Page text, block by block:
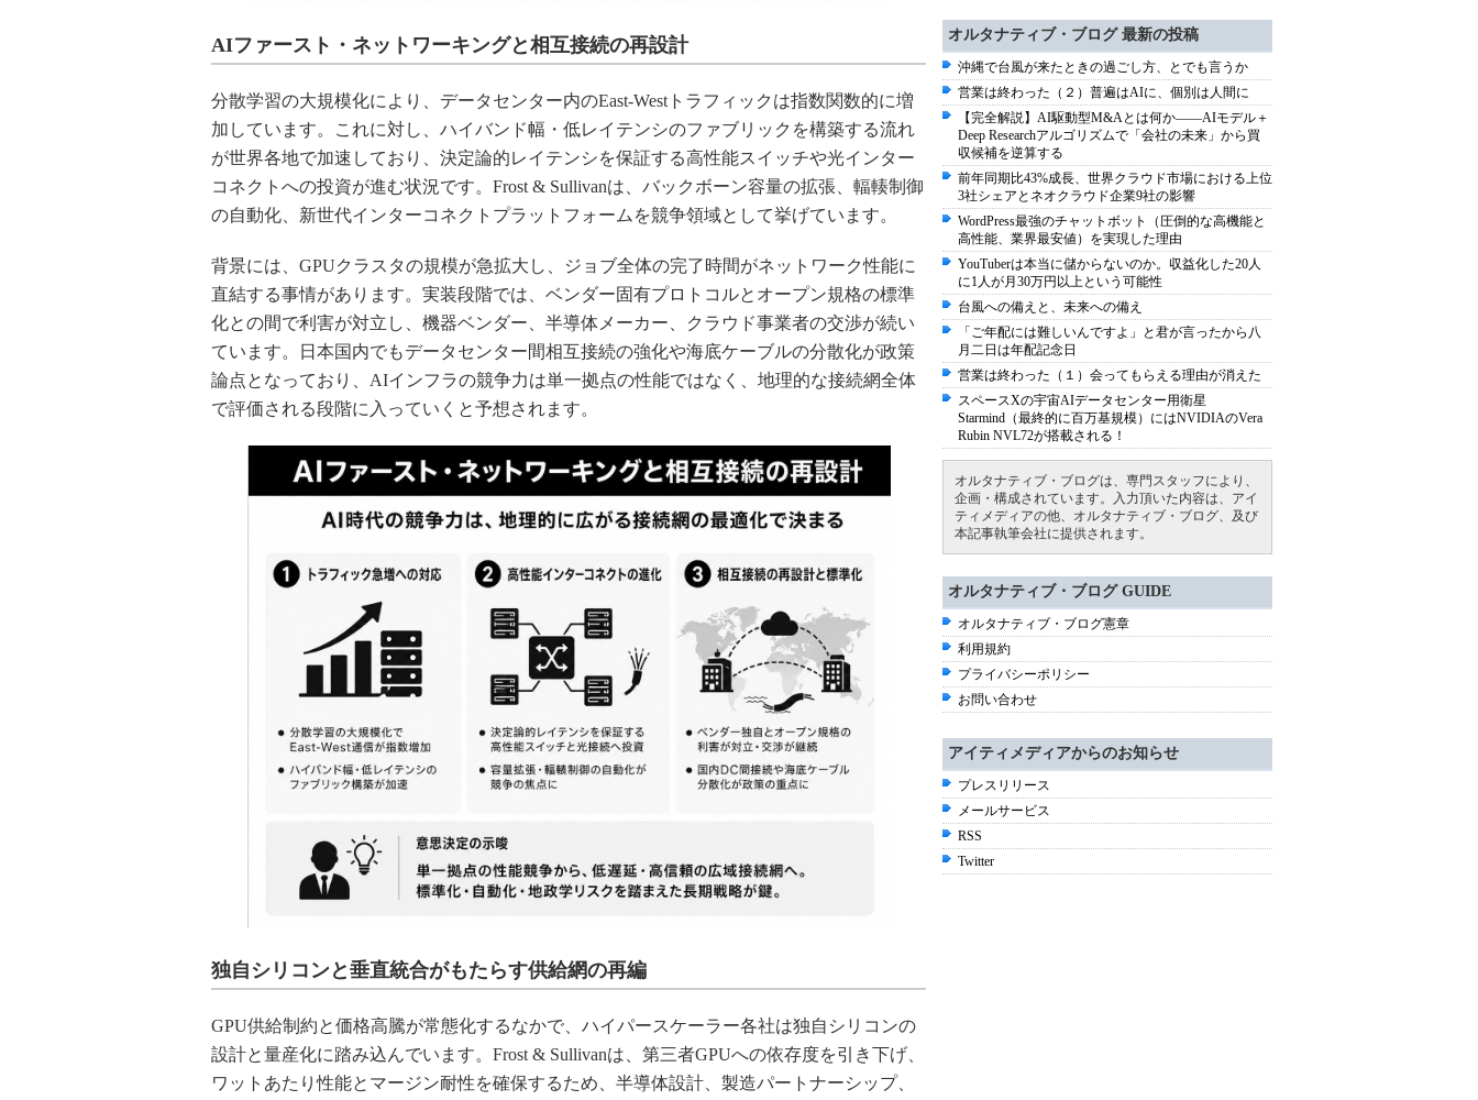
AIファースト・ネットワーキングと相互接続の再設計
分散学習の大規模化により、データセンター内のEast-Westトラフィックは指数関数的に増
加しています。これに対し、ハイバンド幅・低レイテンシのファブリックを構築する流れ
が世界各地で加速しており、決定論的レイテンシを保証する高性能スイッチや光インター
コネクトへの投資が進む状況です。Frost & Sullivanは、バックボーン容量の拡張、輻輳制御
の自動化、新世代インターコネクトプラットフォームを競争領域として挙げています。
背景には、GPUクラスタの規模が急拡大し、ジョブ全体の完了時間がネットワーク性能に
直結する事情があります。実装段階では、ベンダー固有プロトコルとオープン規格の標準
化との間で利害が対立し、機器ベンダー、半導体メーカー、クラウド事業者の交渉が続い
ています。日本国内でもデータセンター間相互接続の強化や海底ケーブルの分散化が政策
論点となっており、AIインフラの競争力は単一拠点の性能ではなく、地理的な接続網全体
で評価される段階に入っていくと予想されます。
独自シリコンと垂直統合がもたらす供給網の再編
GPU供給制約と価格高騰が常態化するなかで、ハイパースケーラー各社は独自シリコンの
設計と量産化に踏み込んでいます。Frost & Sullivanは、第三者GPUへの依存度を引き下げ、
ワットあたり性能とマージン耐性を確保するため、半導体設計、製造パートナーシップ、
オルタナティブ・ブログ 最新の投稿
沖縄で台風が来たときの過ごし方、とでも言うか
営業は終わった（２）普遍はAIに、個別は人間に
【完全解説】AI駆動型M&Aとは何か――AIモデル＋
Deep Researchアルゴリズムで「会社の未来」から買
収候補を逆算する
前年同期比43%成長、世界クラウド市場における上位
3社シェアとネオクラウド企業9社の影響
WordPress最強のチャットボット（圧倒的な高機能と
高性能、業界最安値）を実現した理由
YouTuberは本当に儲からないのか。収益化した20人
に1人が月30万円以上という可能性
台風への備えと、未来への備え
「ご年配には難しいんですよ」と君が言ったから八
月二日は年配記念日
営業は終わった（１）会ってもらえる理由が消えた
スペースXの宇宙AIデータセンター用衛星
Starmind（最終的に百万基規模）にはNVIDIAのVera
Rubin NVL72が搭載される！
オルタナティブ・ブログは、専門スタッフにより、
企画・構成されています。入力頂いた内容は、アイ
ティメディアの他、オルタナティブ・ブログ、及び
本記事執筆会社に提供されます。
オルタナティブ・ブログ GUIDE
オルタナティブ・ブログ憲章
利用規約
プライバシーポリシー
お問い合わせ
アイティメディアからのお知らせ
プレスリリース
メールサービス
RSS
Twitter